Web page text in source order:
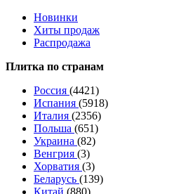
Новинки
Хиты продаж
Распродажа
Плитка по странам
Россия (4421)
Испания (5918)
Италия (2356)
Польша (651)
Украина (82)
Венгрия (3)
Хорватия (3)
Беларусь (139)
Китай (880)